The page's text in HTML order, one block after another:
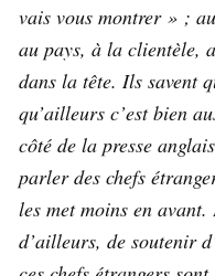
vais vous montrer » ;
au pays, à la clientèle,
dans la tête. Ils savent
qu’ailleurs c’est bien
côté de la presse
parler des chefs
les met moins en avant.
d’ailleurs, de soutenir